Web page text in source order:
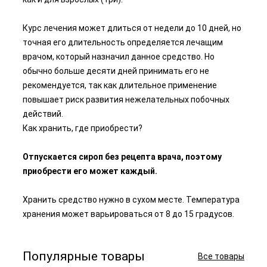
Курс лечения может длиться от недели до 10 дней, но
точная его длительность определяется лечащим
врачом, который назначил данное средство. Но
обычно больше десяти дней принимать его не
рекомендуется, так как длительное применение
повышает риск развития нежелательных побочных
действий.
Как хранить, где приобрести?
Отпускается сироп без рецепта врача, поэтому
приобрести его может каждый.
Хранить средство нужно в сухом месте. Температура
хранения может варьироваться от 8 до 15 градусов.
Популярные товары Все товары